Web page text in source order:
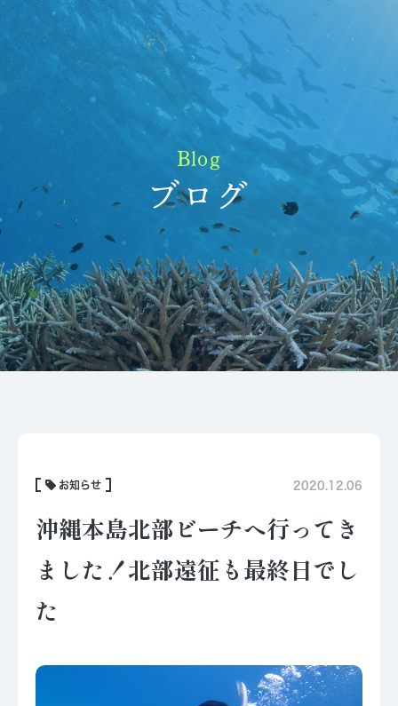
Blog
ブログ
お知らせ 2020.12.06
沖縄本島北部ビーチへ行ってき
ました！北部遠征も最終日でし
た